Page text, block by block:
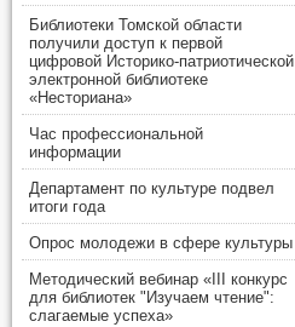
Библиотеки Томской области
получили доступ к первой
цифровой Историко-патриотической
электронной библиотеке
«Несториана»
Час профессиональной
информации
Департамент по культуре подвел
итоги года
Опрос молодежи в сфере культуры
Методический вебинар «III конкурс
для библиотек "Изучаем чтение":
слагаемые успеха»